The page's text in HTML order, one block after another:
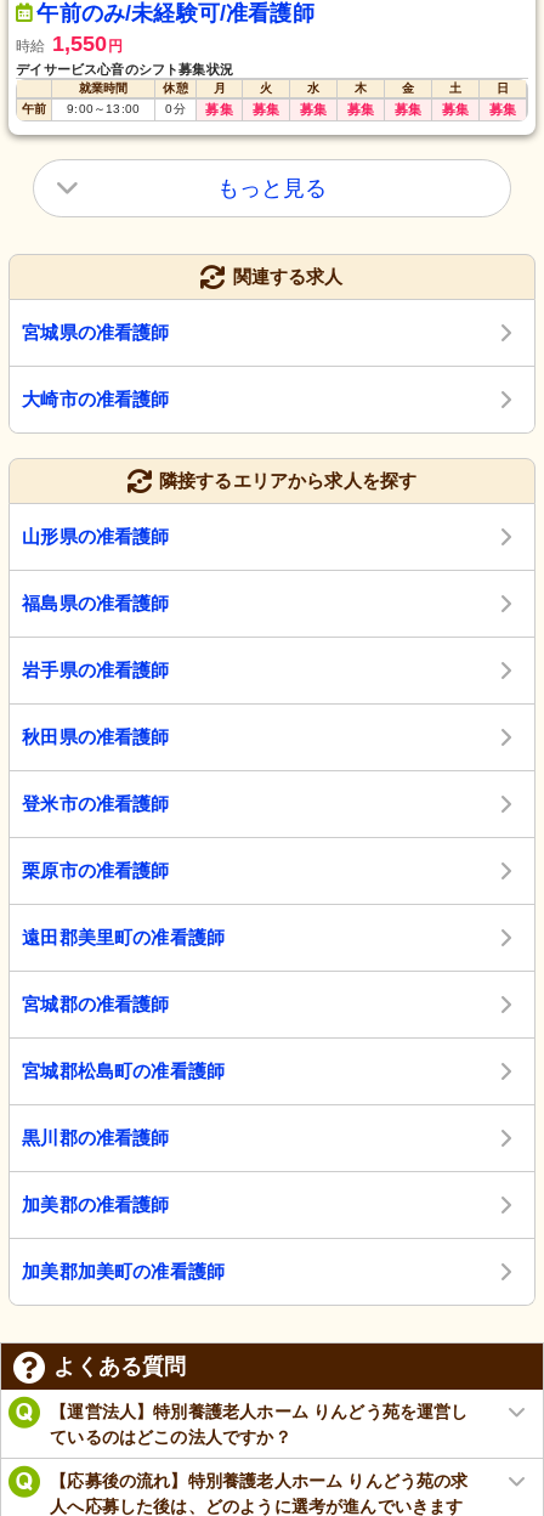
午前のみ/未経験可/准看護師
時給 1,550 円
デイサービス心音のシフト募集状況
就業時間 休憩 月 火 水 木 金 土
日
午前
9:00～13:00 0分 募集 募集 募集 募集 募集 募集 募集
もっと見る
関連する求人
宮城県の准看護師
大崎市の准看護師
隣接するエリアから求人を探す
山形県の准看護師
福島県の准看護師
岩手県の准看護師
秋田県の准看護師
登米市の准看護師
栗原市の准看護師
遠田郡美里町の准看護師
宮城郡の准看護師
宮城郡松島町の准看護師
黒川郡の准看護師
加美郡の准看護師
加美郡加美町の准看護師
よくある質問
【運営法人】特別養護老人ホーム りんどう苑を運営し
ているのはどこの法人ですか？
【応募後の流れ】特別養護老人ホーム りんどう苑の求
人へ応募した後は、どのように選考が進んでいきます